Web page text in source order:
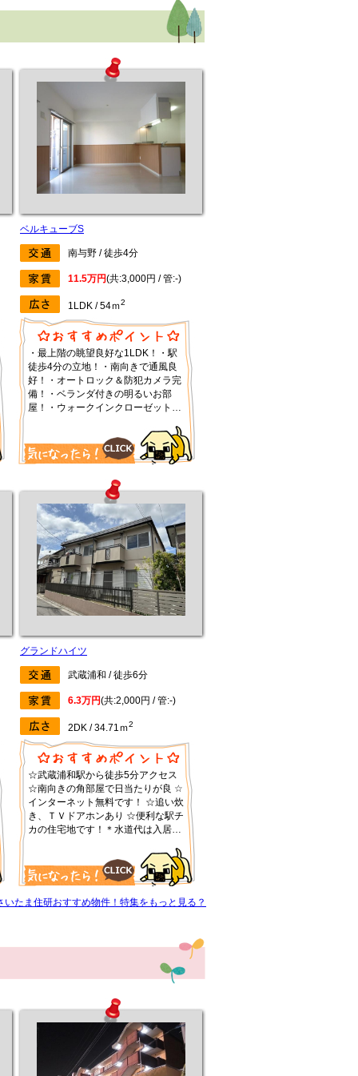
ベルキューブS
南与野 / 徒歩4分
11.5万円(共:3,000円 / 管:-)
1LDK / 54ｍ2
・最上階の眺望良好な1LDK！・駅
徒歩4分の立地！・南向きで通風良
好！・オートロック＆防犯カメラ完
備！・ベランダ付きの明るいお部
屋！・ウォークインクローゼット＆
新賃料0.275ヶ月(税込) 保証会社保
証料：月額800円(初回は総賃料の
50％)
グランドハイツ
武蔵浦和 / 徒歩6分
6.3万円(共:2,000円 / 管:-)
2DK / 34.71ｍ2
☆武蔵浦和駅から徒歩5分アクセス
☆南向きの角部屋で日当たりが良 ☆
インターネット無料です！ ☆追い炊
き、ＴＶドアホンあり ☆便利な駅チ
カの住宅地です！＊水道代は入居者
借家（再契約型）です。再契約料1
ヶ月、再契約手数料：新賃料0.55ヶ
月
いたま住研おすすめ物件！特集をもっと見る？